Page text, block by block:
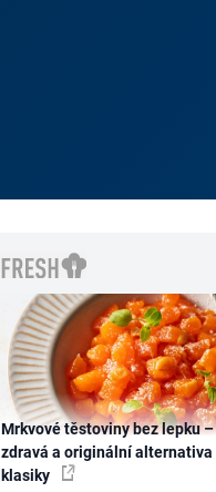
Mrkvové těstoviny bez lepku –
zdravá a originální alternativa
klasiky